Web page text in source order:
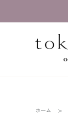
ホーム